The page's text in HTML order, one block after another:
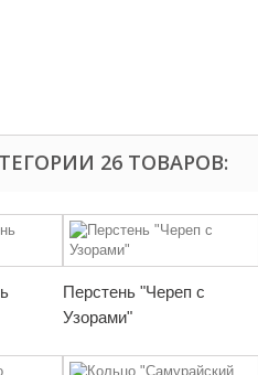
26 ТОВАРОВ:
Перстень "Череп с
Узорами"